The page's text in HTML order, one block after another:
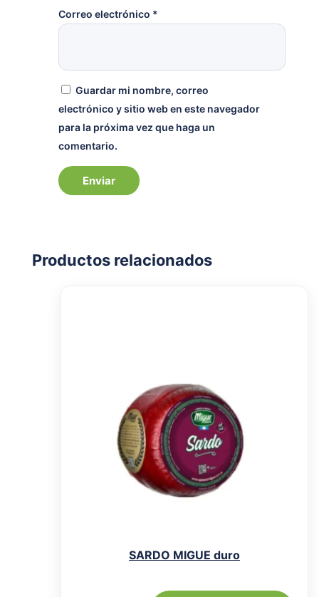
Correo electrónico *
Guardar mi nombre, correo
electrónico y sitio web en este navegador
para la próxima vez que haga un
comentario.
Productos relacionados
SARDO MIGUE duro